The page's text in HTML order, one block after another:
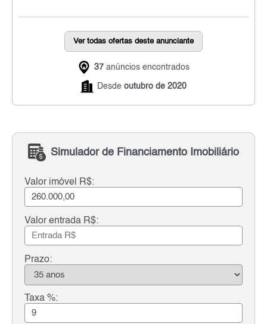
Ver todas ofertas deste anunciante
37 anúncios encontrados
Desde outubro de 2020
Simulador de Financiamento Imobiliário
Valor imóvel R$:
Valor entrada R$:
Prazo:
Taxa %: